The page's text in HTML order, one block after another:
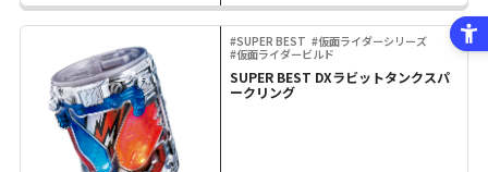
#SUPER BEST #仮面ライダーシリーズ
#仮面ライダービルド
SUPER BEST DXラビットタンクスパ
ークリング